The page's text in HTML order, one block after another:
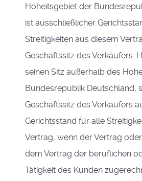
Hoheitsgebiet der
ist ausschließlicher
Streitigkeiten aus diesem
Geschäftssitz des Verkäufers.
seinen Sitz außerhalb des
Bundesrepublik Deutschland,
Geschäftssitz des Verkäufers
Gerichtsstand für alle
Vertrag, wenn der Vertrag
dem Vertrag der beruflichen
Tätigkeit des Kunden